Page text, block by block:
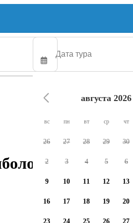
августа 2026
вс пн вт ср чт
26 27 28 29 30
2 3 4 5 6
9 10 11 12 13
16 17 18 19 20
23 24 25 26 27